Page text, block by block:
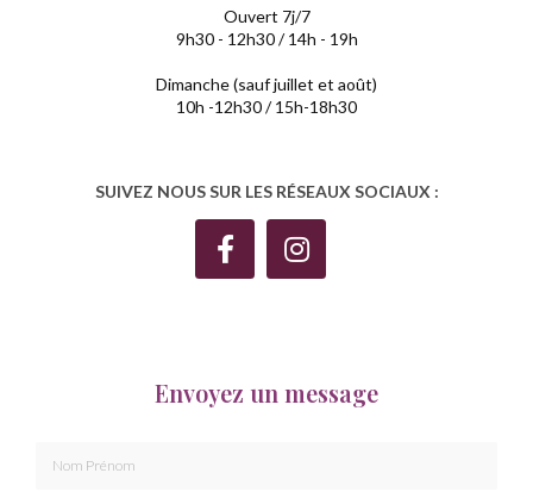
Ouvert 7j/7
9h30 - 12h30 / 14h - 19h
Dimanche (sauf juillet et août)
10h -12h30 / 15h-18h30
SUIVEZ NOUS SUR LES RÉSEAUX SOCIAUX :
Envoyez un message